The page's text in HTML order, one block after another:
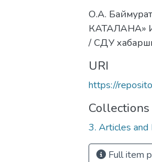
О.А.
КАТАЛАНА»
/ СДУ
URI
https://
Collections
3. Articles and
Full item